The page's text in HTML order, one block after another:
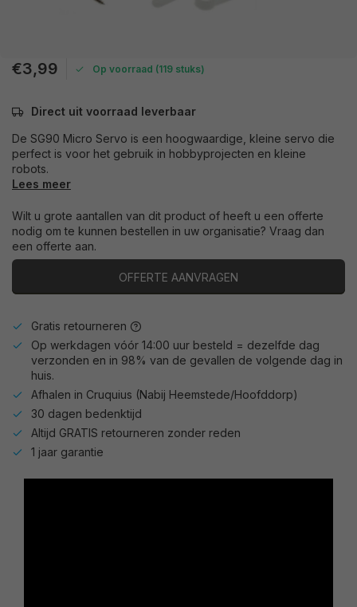
€3,99 Op voorraad (119 stuks)
Direct uit voorraad leverbaar
De SG90 Micro Servo is een hoogwaardige, kleine servo die
perfect is voor het gebruik in hobbyprojecten en kleine
robots.
Lees meer
Wilt u grote aantallen van dit product of heeft u een offerte
nodig om te kunnen bestellen in uw organisatie? Vraag dan
een offerte aan.
OFFERTE AANVRAGEN
Gratis retourneren
Op werkdagen vóór 14:00 uur besteld = dezelfde dag
verzonden en in 98% van de gevallen de volgende dag in
huis.
Afhalen in Cruquius (Nabij Heemstede/Hoofddorp)
30 dagen bedenktijd
Altijd GRATIS retourneren zonder reden
1 jaar garantie